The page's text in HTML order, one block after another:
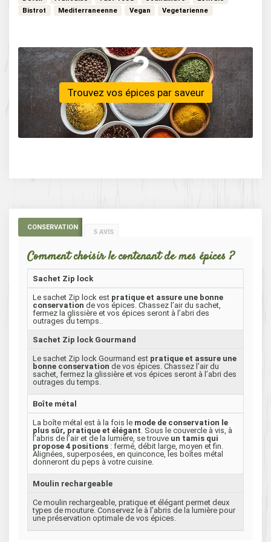
Bistrot
Mediterraneenne Vegan
Vegetarienne
Trouvez vos épices par saveur
CONSERVATION
5 AVIS
Comment choisir le contenant de mes épices ?
Sachet Zip lock
Le sachet Zip lock est pratique et assure une bonne
conservation de vos épices. Chassez l’air du sachet,
fermez la glissière et vos épices seront à l’abri des
outrages du temps..
Sachet Zip lock Gourmand
Le sachet Zip lock Gourmand est pratique et assure une
bonne conservation de vos épices. Chassez l’air du
sachet, fermez la glissière et vos épices seront à l’abri des
outrages du temps.
Boîte métal
La boîte métal est à la fois le mode de conservation le
plus sûr, pratique et élégant . Sous le couvercle à vis, à
l’abris de l’air et de la lumière, se trouve un tamis qui
propose 4 positions : fermé, débit large, moyen et fin.
Alignées, superposées, en quinconce, les boîtes métal
donneront du peps à votre cuisine.
Moulin rechargeable
Ce moulin rechargeable, pratique et élégant permet deux
types de mouture. Conservez le à l’abris de la lumière pour
une préservation optimale de vos épices.